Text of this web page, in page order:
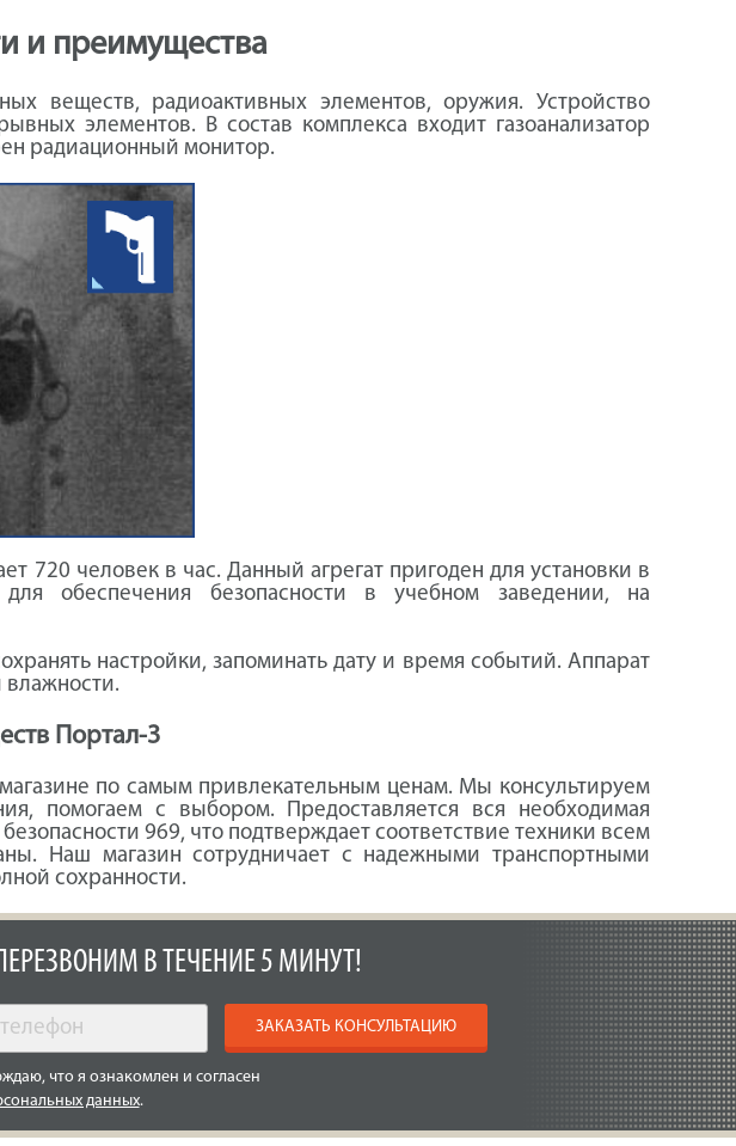
и преимущества
веществ, радиоактивных элементов, оружия. Устройство
элементов. В состав комплекса входит газоанализатор
радиационный монитор.
720 человек в час. Данный агрегат пригоден для установки в
обеспечения безопасности в учебном заведении, на
настройки, запоминать дату и время событий. Аппарат
влажности.
Портал-3
по самым привлекательным ценам. Мы консультируем
помогаем с выбором. Предоставляется вся необходимая
969, что подтверждает соответствие техники всем
Наш магазин сотрудничает с надежными транспортными
сохранности.
В ТЕЧЕНИЕ 5 МИНУТ!
ЗАКАЗАТЬ КОНСУЛЬТАЦИЮ
что я ознакомлен и согласен
данных.